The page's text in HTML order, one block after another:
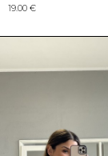
19.00 €